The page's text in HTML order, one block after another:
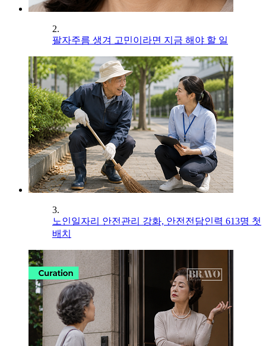
2.
팔자주름 생겨 고민이라면 지금 해야 할 일
3.
노인일자리 안전관리 강화, 안전전담인력 613명 첫
배치